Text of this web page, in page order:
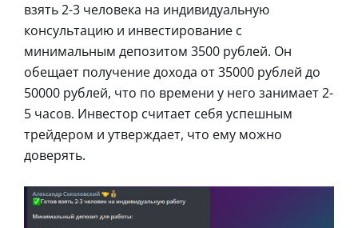
взять 2-3 человека на индивидуальную
консультацию и инвестирование с
минимальным депозитом 3500 рублей. Он
обещает получение дохода от 35000 рублей до
50000 рублей, что по времени у него занимает 2-
5 часов. Инвестор считает себя успешным
трейдером и утверждает, что ему можно
доверять.